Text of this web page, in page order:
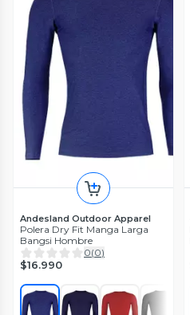
Andesland Outdoor Apparel
Polera Dry Fit Manga Larga
Bangsi Hombre
0(0)
$16.990